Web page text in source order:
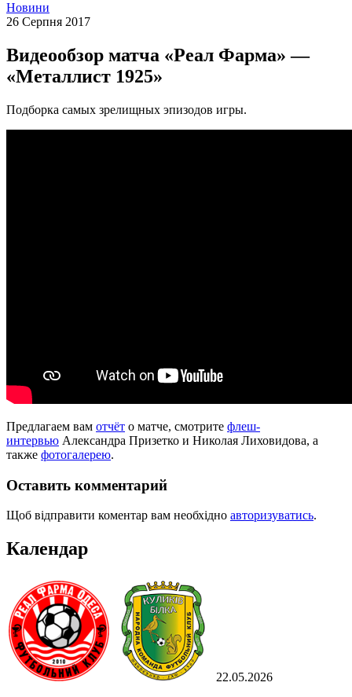
Новини
26 Серпня 2017
Видеообзор матча «Реал Фарма» —
«Металлист 1925»
Подборка самых зрелищных эпизодов игры.
Предлагаем вам отчёт о матче, смотрите флеш-
интервью Александра Призетко и Николая Лиховидова, а
также фотогалерею.
Оставить комментарий
Щоб відправити коментар вам необхідно авторизуватись.
Календар
22.05.2026